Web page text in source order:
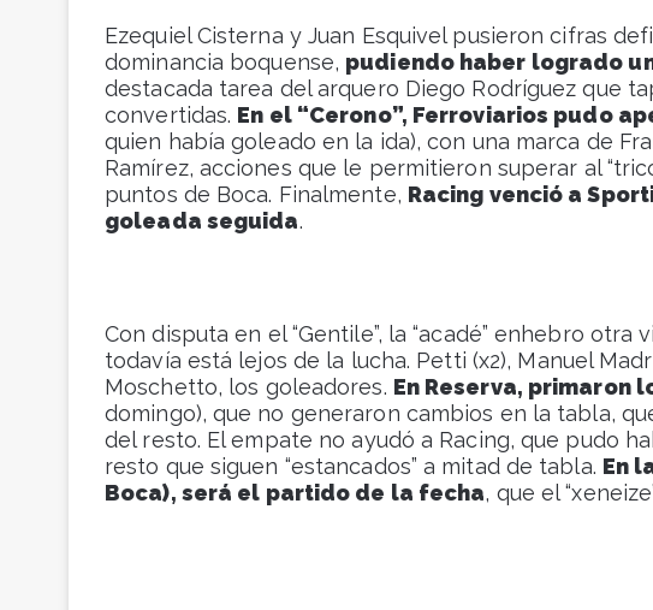
Ezequiel Cisterna y Juan Esquivel pusieron cifras
dominancia boquense, pudiendo haber logrado
destacada tarea del arquero Diego Rodríguez que
convertidas. En el “Cerono”, Ferroviarios pudo
quien había goleado en la ida), con una marca de
Ramírez, acciones que le permitieron superar al
puntos de Boca. Finalmente, Racing venció a
goleada seguida.
Con disputa en el “Gentile”, la “acadé” enhebro
todavía está lejos de la lucha. Petti (x2), Manuel
Moschetto, los goleadores. En Reserva, primaron
domingo), que no generaron cambios en la tabla,
del resto. El empate no ayudó a Racing, que pudo
resto que siguen “estancados” a mitad de tabla. En
Boca), será el partido de la fecha, que el